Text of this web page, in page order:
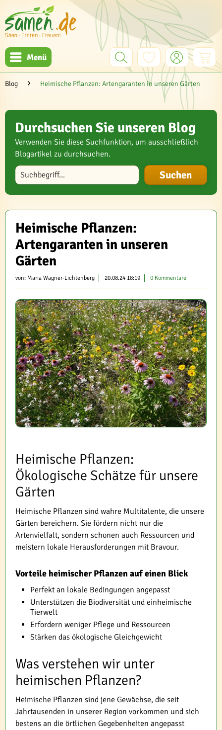
Menü
Blog Heimische Pflanzen: Artengaranten in unseren Gärten
Durchsuchen Sie unseren Blog
Verwenden Sie diese Suchfunktion, um ausschließlich
Blogartikel zu durchsuchen.
Blog durchsuchen
Heimische Pflanzen:
Artengaranten in unseren
Gärten
von: Maria Wagner-Lichtenberg 20.08.24 18:19 0 Kommentare
Heimische Pflanzen:
Ökologische Schätze für unsere
Gärten
Heimische Pflanzen sind wahre Multitalente, die unsere
Gärten bereichern. Sie fördern nicht nur die
Artenvielfalt, sondern schonen auch Ressourcen und
meistern lokale Herausforderungen mit Bravour.
Vorteile heimischer Pflanzen auf einen Blick
Perfekt an lokale Bedingungen angepasst
Unterstützen die Biodiversität und einheimische
Tierwelt
Erfordern weniger Pflege und Ressourcen
Stärken das ökologische Gleichgewicht
Was verstehen wir unter
heimischen Pflanzen?
Heimische Pflanzen sind jene Gewächse, die seit
Jahrtausenden in unserer Region vorkommen und sich
bestens an die örtlichen Gegebenheiten angepasst